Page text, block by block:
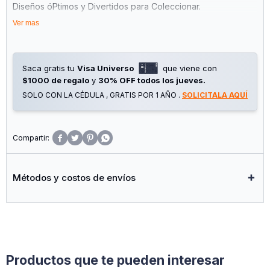
Diseños óPtimos y Divertidos para Coleccionar.
12 cm de Altura. Estas Mini Figuras Encajan en Tu Vitrina o en
descubrí el Universo de las Figuras Minix: Futbolistas, íConos
de la Música, Personajes Especiales, Anime, Cine y Tv
Series.
Ver mas
Saca gratis tu Visa Universo
que viene con
$1000 de regalo y 30% OFF todos los jueves.
SOLO CON LA CÉDULA , GRATIS POR 1 AÑO . SOLICITALA AQUÍ
   
Métodos y costos de envíos
Productos que te pueden interesar